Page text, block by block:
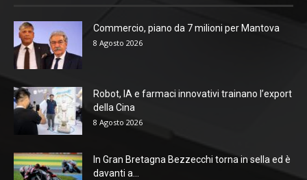
Commercio, piano da 7 milioni per Mantova
8 Agosto 2026
Robot, IA e farmaci innovativi trainano l’export
della Cina
8 Agosto 2026
In Gran Bretagna Bezzecchi torna in sella ed è
davanti a...